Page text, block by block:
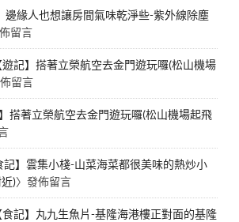
邊緣人也想讓房間氣味乾淨些-紫外線除塵
留言
遊記】搭著立榮航空去金門遊玩囉(松山機場
留言
】搭著立榮航空去金門遊玩囉(松山機場起飛
記】雲集小棧-山菜海菜都很美味的熱炒小
)〉發佈留言
食記】丸九生魚片-基隆海港樓正對面的基隆